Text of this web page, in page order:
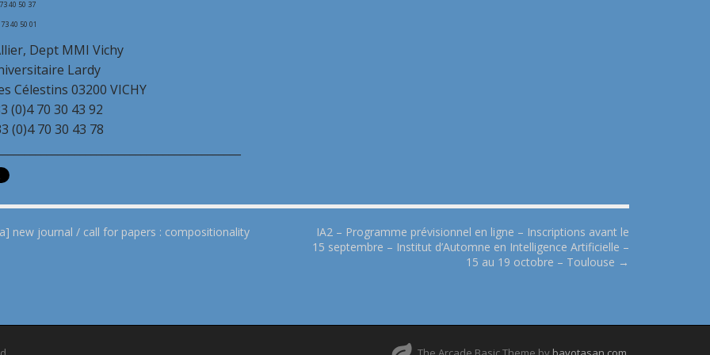
40 50 37
40 50 01
Dept MMI Vichy
Lardy
Célestins 03200 VICHY
(0)4 70 30 43 92
(0)4 70 30 43 78
new journal / call for papers : compositionality
IA2 – Programme prévisionnel en ligne – Inscriptions avant le
15 septembre – Institut d’Automne en Intelligence Artificielle –
15 au 19 octobre – Toulouse →